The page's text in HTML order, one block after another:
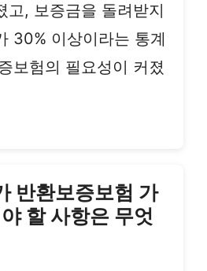
고, 보증금을 돌려받지
30% 이상이라는 통계
보험의 필요성이 커졌
반환보증보험 가
할 사항은 무엇